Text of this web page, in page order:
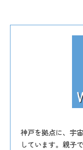
神戸を拠点に、宇
しています。親子